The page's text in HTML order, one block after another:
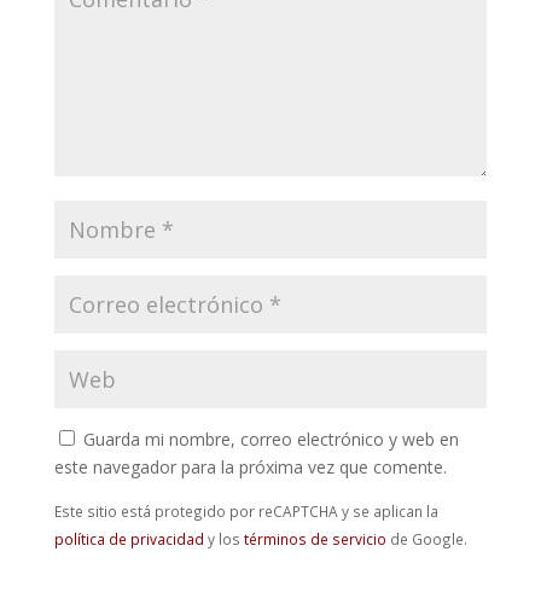
Guarda mi nombre, correo electrónico y web en
este navegador para la próxima vez que comente.
Este sitio está protegido por reCAPTCHA y se aplican la
política de privacidad y los términos de servicio de Google.